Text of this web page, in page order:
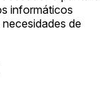
informáticos
de